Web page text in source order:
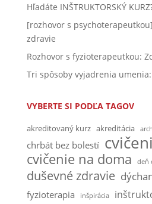
Hľadáte INŠTRUKTORSKÝ
[rozhovor s
zdravie
Rozhovor s fyzioterapeutkou:
Tri spôsoby vyjadrenia
VYBERTE SI PODĽA TAGOV
akreditovaný kurz akreditácia
chrbát bez bolestí
cvičenie na doma deň
duševné zdravie
fyzioterapia inšpirácia